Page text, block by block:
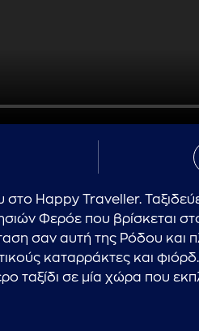
στο Happy Traveller.
Φερόε που βρίσκεται
σαν αυτή της Ρόδου και
καταρράκτες και
ταξίδι σε μία χώρα που